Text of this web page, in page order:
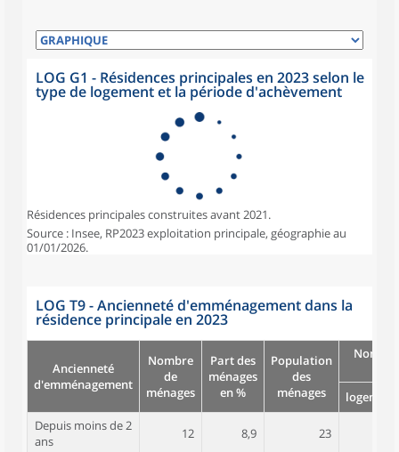
LOG G1 - Résidences principales en 2023 selon le
type de logement et la période d'achèvement
Résidences principales construites avant 2021.
Source : Insee, RP2023 exploitation principale, géographie au
01/01/2026.
LOG T9 - Ancienneté d'emménagement dans la
résidence principale en 2023
Ancienneté
d'emménagement
Nombre
de
ménages
Part des
ménages
en %
Population
des
ménages
logement
Depuis moins de 2
ans
12 8,9 23